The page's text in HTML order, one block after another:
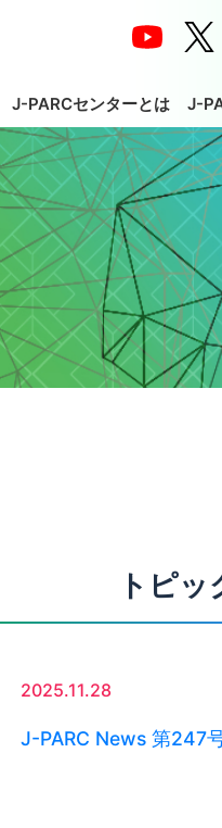
J-PARCセンターとは J-
トピ
2025.11.28
J-PARC News 第247